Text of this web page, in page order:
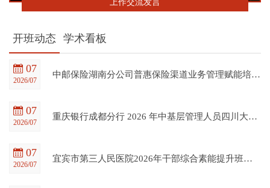
上作交流发言
开班动态 学术看板
07
2026/07
中邮保险湖南分公司普惠保险渠道业务管理赋能培训班在四川大学全国干部教育培训基地顺利开班
07
2026/07
重庆银行成都分行 2026 年中基层管理人员四川大学培训项目（第一期）在四川大学全国干部教育培训基地顺利开班
07
2026/07
宜宾市第三人民医院2026年干部综合素能提升班在四川大学全国干部教育培训基地顺利开班